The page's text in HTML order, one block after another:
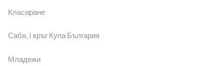
Класиране
Сабя, I кръг Купа България
Младежи